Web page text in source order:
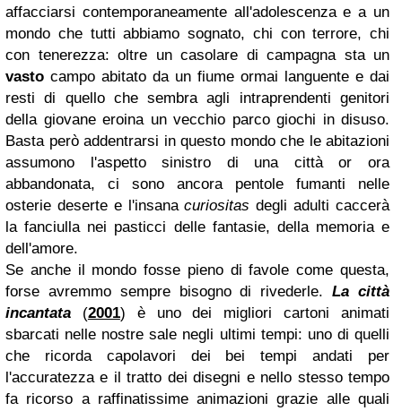
affacciarsi contemporaneamente all'adolescenza e a un
mondo che tutti abbiamo sognato, chi con terrore, chi
con tenerezza: oltre un casolare di campagna sta un
vasto campo abitato da un fiume ormai languente e dai
resti di quello che sembra agli intraprendenti genitori
della giovane eroina un vecchio parco giochi in disuso.
Basta però addentrarsi in questo mondo che le abitazioni
assumono l'aspetto sinistro di una città or ora
abbandonata, ci sono ancora pentole fumanti nelle
osterie deserte e l'insanacuriositas degli adulti caccerà
la fanciulla nei pasticci delle fantasie, della memoria e
dell'amore.
Se anche il mondo fosse pieno di favole come questa,
forse avremmo sempre bisogno di rivederle.La città
incantata (2001) è uno dei migliori cartoni animati
sbarcati nelle nostre sale negli ultimi tempi: uno di quelli
che ricorda capolavori dei bei tempi andati per
l'accuratezza e il tratto dei disegni e nello stesso tempo
fa ricorso a raffinatissime animazioni grazie alle quali